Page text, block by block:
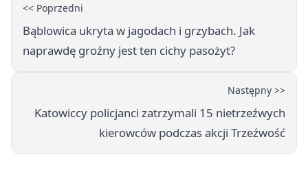
<< Poprzedni
Bąblowica ukryta w jagodach i grzybach. Jak
naprawdę groźny jest ten cichy pasożyt?
Następny >>
Katowiccy policjanci zatrzymali 15 nietrzeźwych
kierowców podczas akcji Trzeźwość